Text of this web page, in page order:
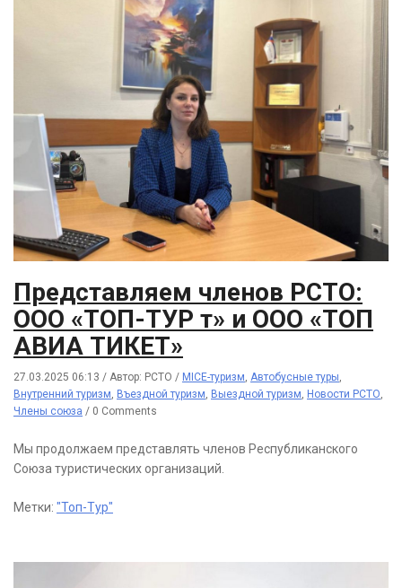
Представляем членов РСТО:
ООО «ТОП-ТУР т» и ООО «ТОП
АВИА ТИКЕТ»
27.03.2025 06:13 / Автор: РСТО / MICE-туризм, Автобусные туры,
Внутренний туризм, Въездной туризм, Выездной туризм, Новости РСТО,
Члены союза / 0 Comments
Мы продолжаем представлять членов Республиканского
Союза туристических организаций.
Метки: "Топ-Тур"